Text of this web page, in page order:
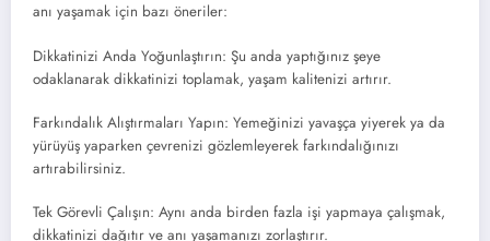
anı yaşamak için bazı öneriler:
Dikkatinizi Anda Yoğunlaştırın: Şu anda yaptığınız şeye
odaklanarak dikkatinizi toplamak, yaşam kalitenizi artırır.
Farkındalık Alıştırmaları Yapın: Yemeğinizi yavaşça yiyerek ya da
yürüyüş yaparken çevrenizi gözlemleyerek farkındalığınızı
artırabilirsiniz.
Tek Görevli Çalışın: Aynı anda birden fazla işi yapmaya çalışmak,
dikkatinizi dağıtır ve anı yaşamanızı zorlaştırır.